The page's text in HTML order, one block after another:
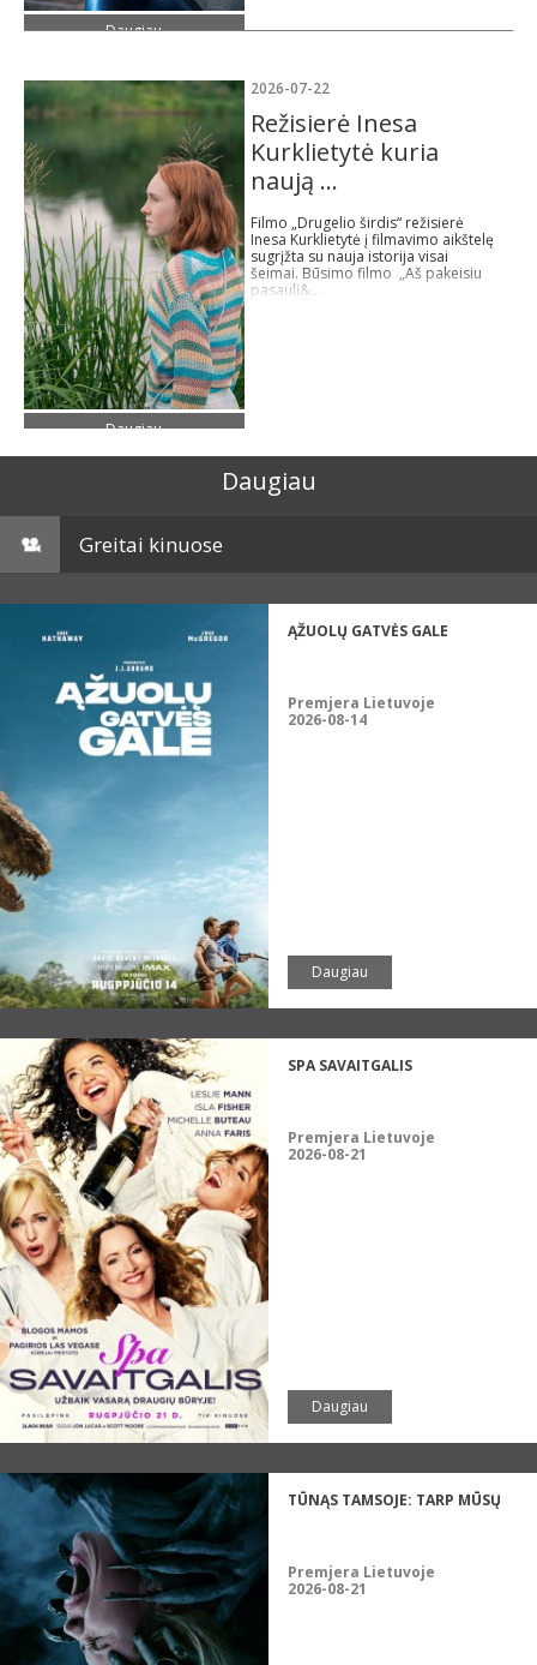
Daugiau
Daugiau
2026-07-22
Režisierė Inesa
Kurklietytė kuria
naują ...
Filmo „Drugelio širdis“ režisierė
Inesa Kurklietytė į filmavimo aikštelę
sugrįžta su nauja istorija visai
šeimai. Būsimo filmo „Aš pakeisiu
pasaulį&...
Daugiau
Greitai kinuose
ĄŽUOLŲ GATVĖS GALE
Premjera Lietuvoje
2026-08-14
Daugiau
SPA SAVAITGALIS
Premjera Lietuvoje
2026-08-21
Daugiau
TŪNĄS TAMSOJE: TARP MŪSŲ
Premjera Lietuvoje
2026-08-21